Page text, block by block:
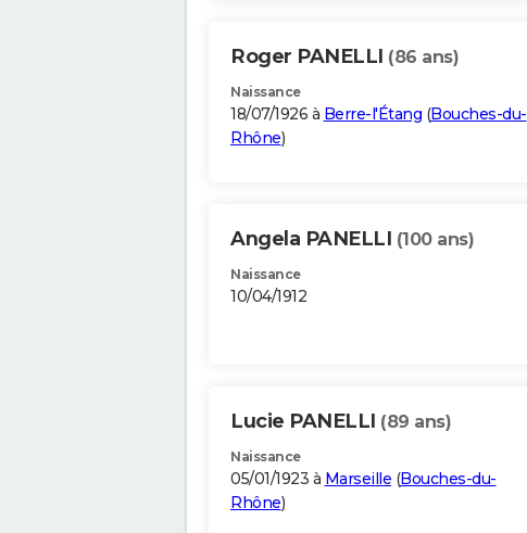
Roger PANELLI (86 ans)
Naissance
18/07/1926 à Berre-l'Étang (Bouches-du-
Rhône)
Angela PANELLI (100 ans)
Naissance
10/04/1912
Lucie PANELLI (89 ans)
Naissance
05/01/1923 à Marseille (Bouches-du-
Rhône)